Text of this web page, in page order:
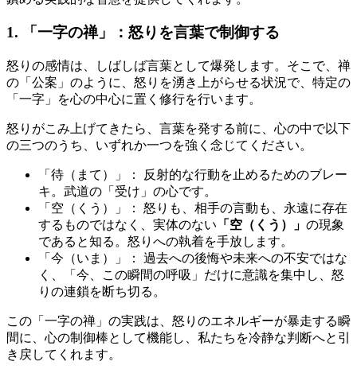
1. 「一字の禅」：怒りを言葉で制御する
怒りの感情は、しばしば言葉として爆発します。そこで、禅
の「公案」のように、怒りを湧き上がらせる状況で、特定の
「一字」を心の中心に置く修行を行います。
怒りがこみ上げてきたら、言葉を発する前に、心の中で以下
の三つのうち、いずれか一つを強く念じてください。
「待（まて）」： 反射的な行動を止めるためのブレー
キ。武道の「受け」の心です。
「空（くう）」： 怒りも、相手の言動も、永遠に存在
するものではなく、実体のない 「空（くう）」 の現象
であると知る。怒りへの執着を手放します。
「今（いま）」： 過去への後悔や未来への不安ではな
く、「今、この瞬間の呼吸」だけに意識を集中し、怒
りの連鎖を断ち切る。
この「一字の禅」の実践は、怒りのエネルギーが暴走する瞬
間に、心の制御棒として機能し、私たちを冷静な判断へと引
き戻してくれます。